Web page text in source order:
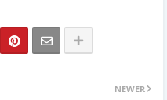
NEWER